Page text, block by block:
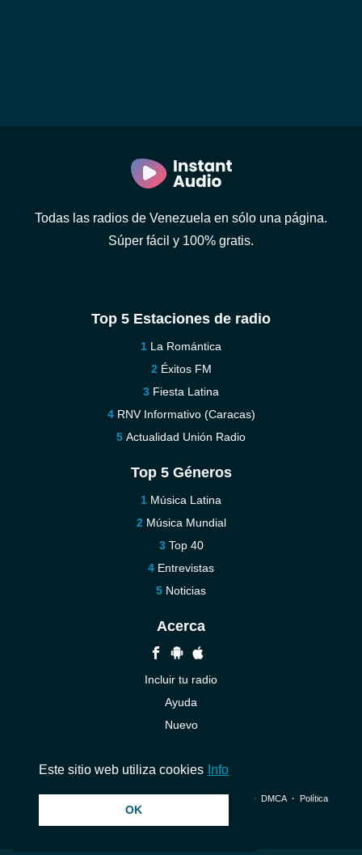
Todas las radios de Venezuela en sólo una página.
Súper fácil y 100% gratis.
Top 5 Estaciones de radio
La Romántica
Éxitos FM
Fiesta Latina
RNV Informativo (Caracas)
Actualidad Unión Radio
Top 5 Géneros
Música Latina
Música Mundial
Top 40
Entrevistas
Noticias
Acerca
Incluir tu radio
Ayuda
Nuevo
© 2026 InstantAudio. Reservados todos los derechos. ・ DMCA・ Política
Este sitio web utiliza cookies Info
OK